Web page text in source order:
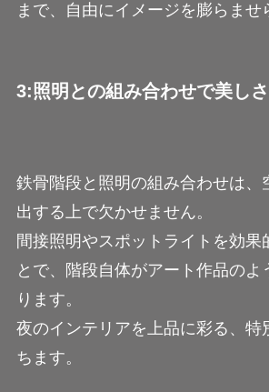
まで、自由にイメージを膨らませ
3:照明との組み合わせで美し
鉄骨階段と照明の組み合わせは、
出する上で欠かせません。
間接照明やスポットライトを効果
とで、階段自体がアート作品のよ
ります。
夜のインテリアを上品に彩る、特
ちます。